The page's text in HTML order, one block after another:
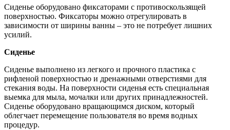
Сиденье оборудовано фиксаторами с противоскользящей
поверхностью. Фиксаторы можно отрегулировать в
зависимости от ширины ванны – это не потребует лишних
усилий.
Сиденье
Сиденье выполнено из легкого и прочного пластика с
рифленой поверхностью и дренажными отверстиями для
стекания воды. На поверхности сиденья есть специальная
выемка для мыла, мочалки или других принадлежностей.
Сиденье оборудовано вращающимся диском, который
облегчает перемещение пользователя во время водных
процедур.